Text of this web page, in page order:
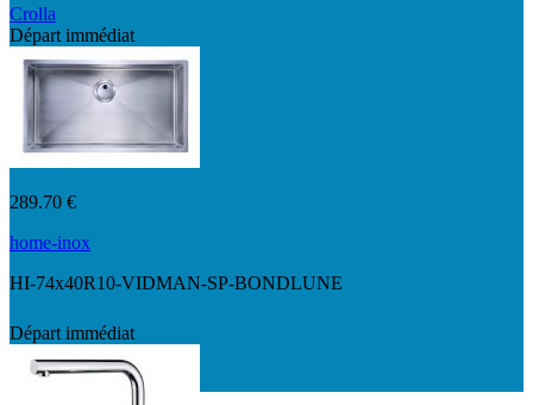
Crolla
Départ immédiat
289.70 €
home-inox
HI-74x40R10-VIDMAN-SP-BONDLUNE
Départ immédiat
Départ immédiat